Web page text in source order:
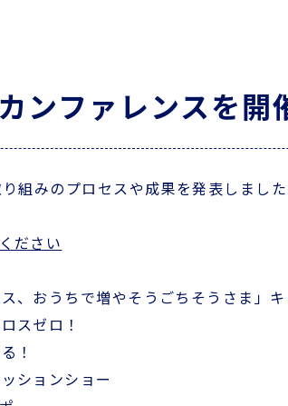
ンファレンスを開
組みのプロセスや成果を発表しました
ださい
、おうちで増やそうごちそうさま」
スゼロ！
！
ションショー